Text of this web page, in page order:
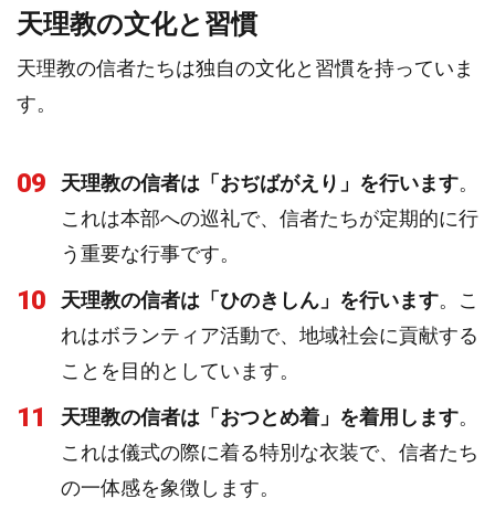
天理教の文化と習慣
天理教の信者たちは独自の文化と習慣を持っていま
す。
09 天理教の信者は「おぢばがえり」を行います。
これは本部への巡礼で、信者たちが定期的に行
う重要な行事です。
10 天理教の信者は「ひのきしん」を行います。こ
れはボランティア活動で、地域社会に貢献する
ことを目的としています。
11 天理教の信者は「おつとめ着」を着用します。
これは儀式の際に着る特別な衣装で、信者たち
の一体感を象徴します。